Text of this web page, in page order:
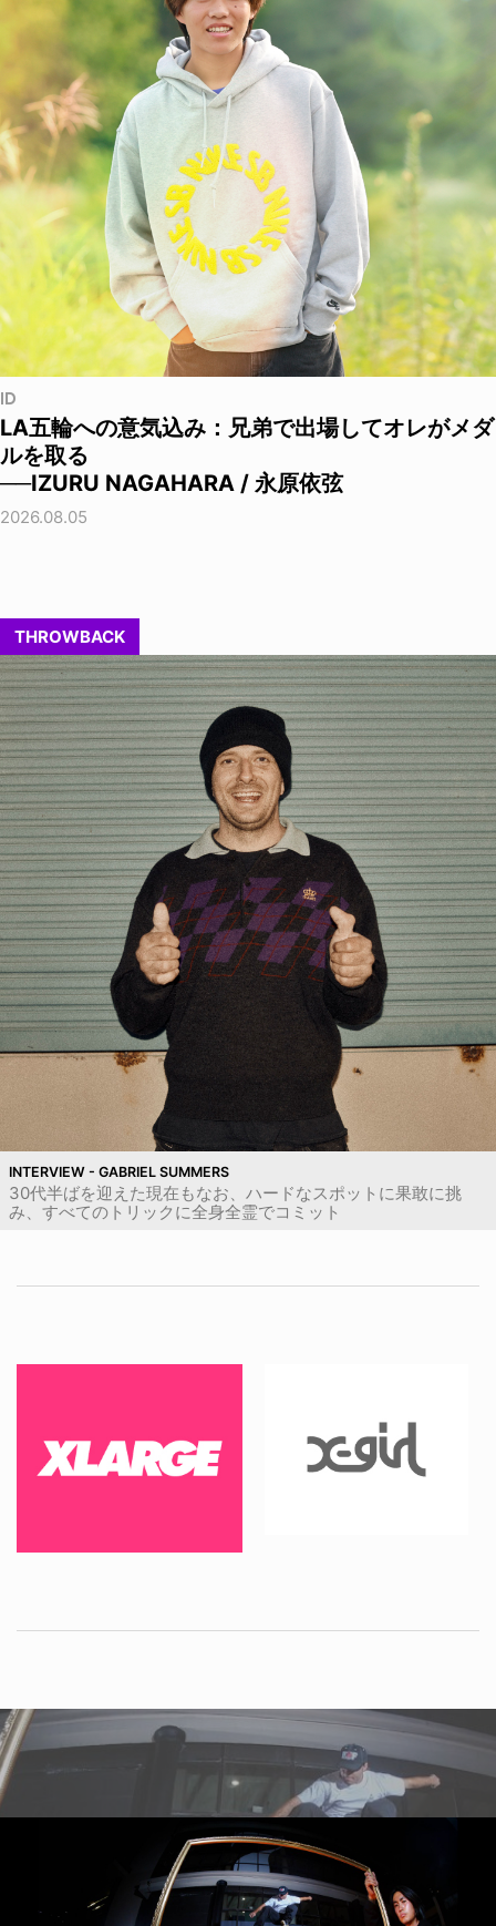
ID
LA五輪への意気込み：兄弟で出場してオレがメダ
ルを取る
──IZURU NAGAHARA / 永原依弦
2026.08.05
THROWBACK
INTERVIEW - GABRIEL SUMMERS
30代半ばを迎えた現在もなお、ハードなスポットに果敢に挑
み、すべてのトリックに全身全霊でコミット